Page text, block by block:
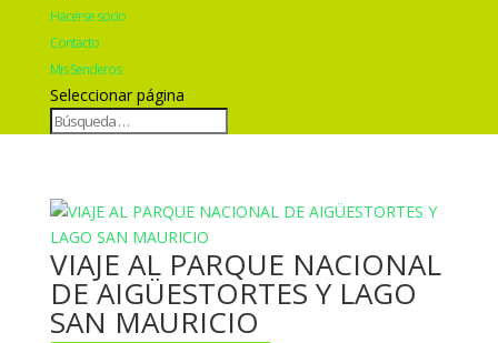
Hacerse socio
Contacto
Mis Senderos
Seleccionar página
VIAJE AL PARQUE NACIONAL
DE AIGÜESTORTES Y LAGO
SAN MAURICIO